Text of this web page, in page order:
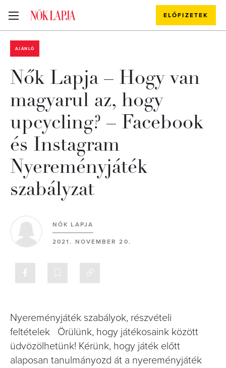
ELŐFIZETEK
AJÁNLÓ
Nők Lapja – Hogy van
magyarul az, hogy
upcycling? – Facebook
és Instagram
Nyereményjáték
szabályzat
NŐK LAPJA
2021. NOVEMBER 20.
Nyereményjáték szabályok, részvételi
feltételek Örülünk, hogy játékosaink között
üdvözölhetünk! Kérünk, hogy játék előtt
alaposan tanulmányozd át a nyereményjáték